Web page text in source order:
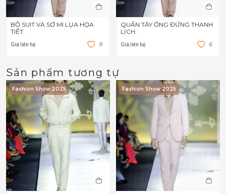
BỘ SUIT VÀ SƠ MI LỤA HỌA
TIẾT.
Giá liên hệ 9
QUẦN TÂY ỐNG ĐỨNG THANH
LỊCH.
Giá liên hệ 6
Sản phẩm tương tự
Fashion Show 2025 Fashion Show 2025